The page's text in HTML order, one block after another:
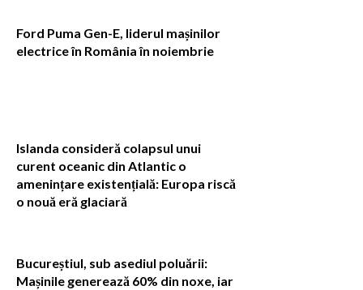
Ford Puma Gen-E, liderul mașinilor
electrice în România în noiembrie
Islanda consideră colapsul unui
curent oceanic din Atlantic o
amenințare existențială: Europa riscă
o nouă eră glaciară
Bucureștiul, sub asediul poluării:
Mașinile generează 60% din noxe, iar